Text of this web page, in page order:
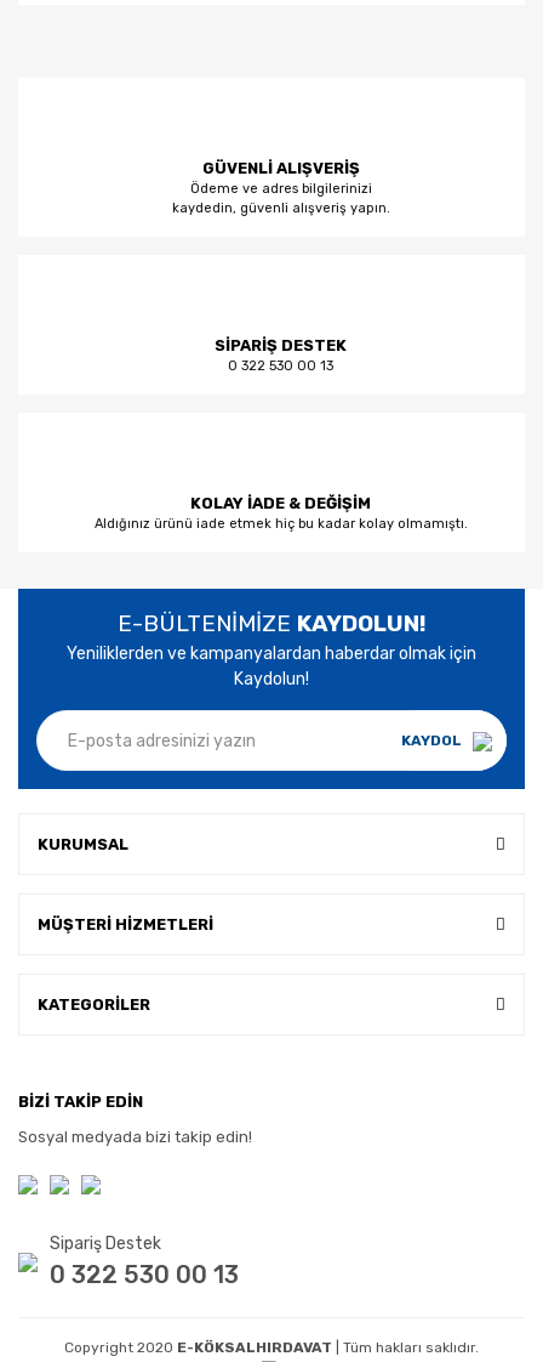
GÜVENLİ ALIŞVERİŞ
Ödeme ve adres bilgilerinizi
kaydedin, güvenli alışveriş yapın.
SİPARİŞ DESTEK
0 322 530 00 13
KOLAY İADE & DEĞİŞİM
Aldığınız ürünü iade etmek hiç bu kadar kolay olmamıştı.
E-BÜLTENİMİZE KAYDOLUN!
Yeniliklerden ve kampanyalardan haberdar olmak için
Kaydolun!
KAYDOL
KURUMSAL
MÜŞTERİ HİZMETLERİ
KATEGORİLER
BİZİ TAKİP EDİN
Sosyal medyada bizi takip edin!
Sipariş Destek
0 322 530 00 13
Copyright 2020 E-KÖKSALHIRDAVAT | Tüm hakları saklıdır.